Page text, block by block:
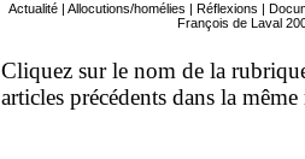
Actualité |Allocutions/homélies |Réflexions |
François de Laval
Cliquez sur le nom de la
articles précédents dans la